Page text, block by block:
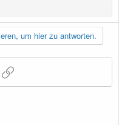
um hier zu antworten.
E-Mail